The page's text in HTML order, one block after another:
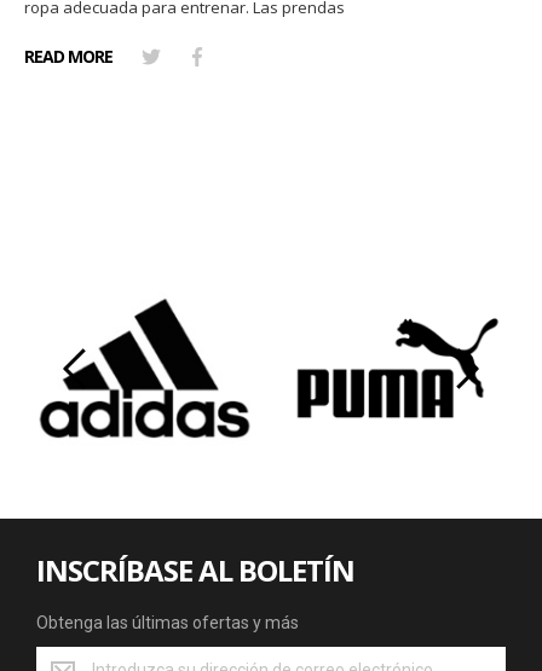
ropa adecuada para entrenar. Las prendas
READ MORE
‹ ›
INSCRÍBASE AL BOLETÍN
Obtenga las últimas ofertas y más
Obtenga